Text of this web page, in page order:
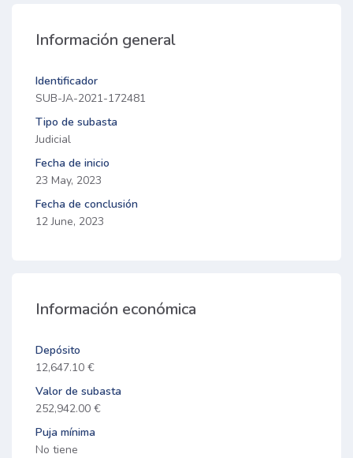
Información general
Identificador
SUB-JA-2021-172481
Tipo de subasta
Judicial
Fecha de inicio
23 May, 2023
Fecha de conclusión
12 June, 2023
Información económica
Depósito
12,647.10 €
Valor de subasta
252,942.00 €
Puja mínima
No tiene